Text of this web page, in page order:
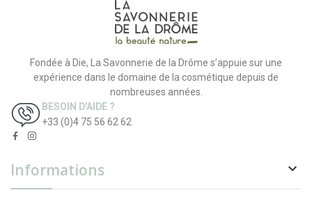
Fondée à Die, La Savonnerie de la Drôme s’appuie sur une
expérience dans le domaine de la cosmétique depuis de
nombreuses années.
BESOIN D'AIDE ?
+33 (0)4 75 56 62 62
Informations 